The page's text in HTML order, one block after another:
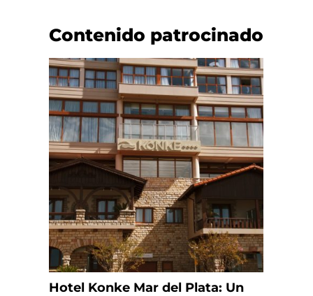
Contenido patrocinado
Hotel Konke Mar del Plata: Un